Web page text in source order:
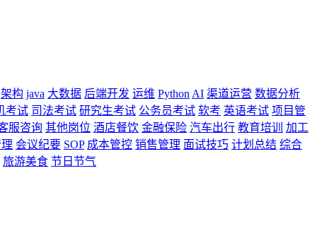
架构 java 大数据 后端开发 运维 Python AI 渠道运营 数据分析
考试 司法考试 研究生考试 公务员考试 软考 英语考试 项目管
服咨询 其他岗位 酒店餐饮 金融保险 汽车出行 教育培训
加工
会议纪要 SOP 成本管控 销售管理 面试技巧 计划总结 综合
旅游美食 节日节气